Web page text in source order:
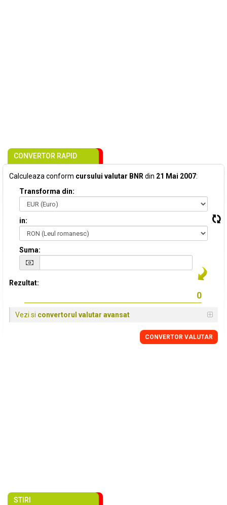
CONVERTOR RAPID
Calculeaza conform cursului valutar BNR din 21 Mai 2007:
Transforma din:
in:
Suma:
Rezultat:
Vezi si convertorul valutar avansat
CONVERTOR VALUTAR
STIRI